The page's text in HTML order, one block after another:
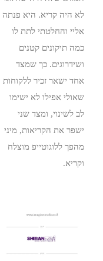
לא היה קריא. היא פנתה
אליי והחלטתי לתת לו
כמה תיקונים קטנים
ושידרוגים. כך שמצד
אחד ישאר זכיר ללקוחות
שאולי אפילו לא ישימו
לב לשינוי, ומצד שני
ישפר את הקריאות, מיני
מהפך ללוגוטייפ מוצלח
וקריא.